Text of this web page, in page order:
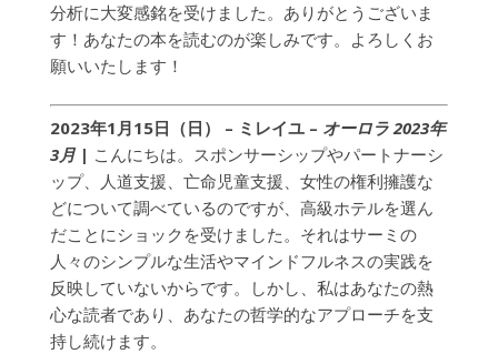
分析に大変感銘を受けました。ありがとうございま
す！あなたの本を読むのが楽しみです。よろしくお
願いいたします！
2023年1月15日（日） – ミレイユ – オーロラ 2023年
3月| こんにちは。スポンサーシップやパートナーシ
ップ、人道支援、亡命児童支援、女性の権利擁護な
どについて調べているのですが、高級ホテルを選ん
だことにショックを受けました。それはサーミの
人々のシンプルな生活やマインドフルネスの実践を
反映していないからです。しかし、私はあなたの熱
心な読者であり、あなたの哲学的なアプローチを支
持し続けます。